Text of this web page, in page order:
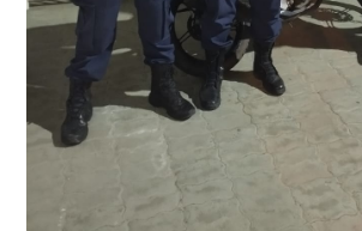
Ministério Público através de
emocionantes de pais e
escuta pública.
dialogada em prol do